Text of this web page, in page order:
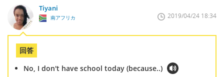
Tiyani
南アフリカ 2019/04/24 18:34
回答
No, I don't have school today (because..)